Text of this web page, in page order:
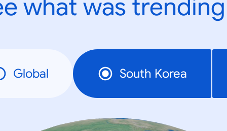
what was
Global South Korea